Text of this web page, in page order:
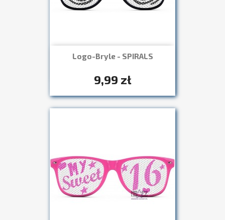
Logo-Bryle - SPIRALS
9,99 zł
Szybki podgląd